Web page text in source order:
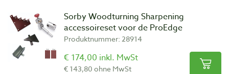
Sorby Woodturning Sharpening
accessoireset voor de ProEdge
Produktnummer: 28914
€ 174,00 inkl. MwSt
€ 143,80 ohne MwSt